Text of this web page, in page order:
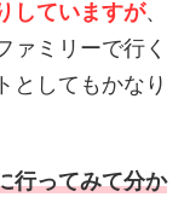
していますが、
ァミリーで行く
としてもかなり
行ってみて分か